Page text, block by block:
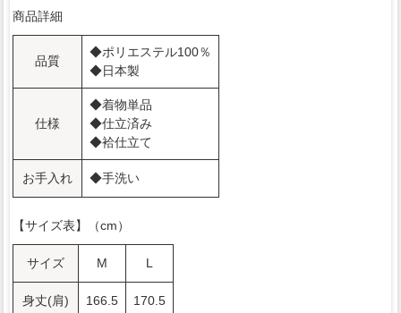
商品詳細
品質
◆ポリエステル100％
◆日本製
仕様
◆着物単品
◆仕立済み
◆袷仕立て
お手入れ ◆手洗い
【サイズ表】（cm）
サイズ M L
身丈(肩) 166.5 170.5